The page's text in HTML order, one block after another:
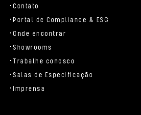
Contato
Portal de Compliance & ESG
Onde encontrar
Showrooms
Trabalhe conosco
Salas de Especificação
Imprensa